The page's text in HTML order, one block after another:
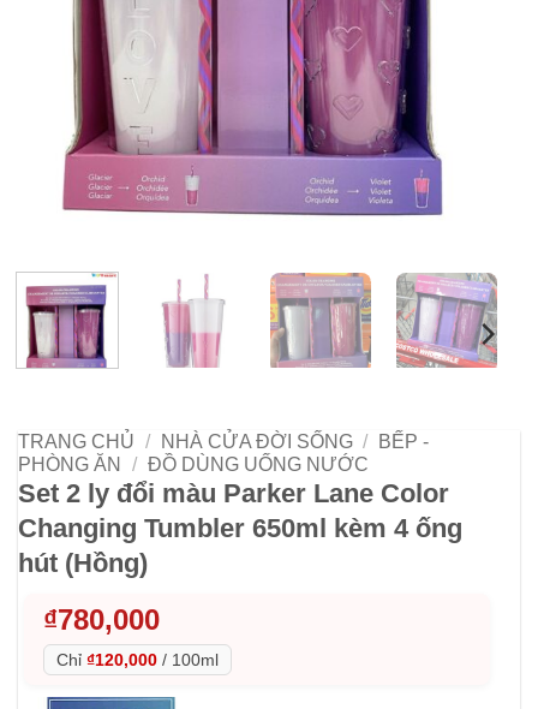
TRANG CHỦ / NHÀ CỬA ĐỜI SỐNG /
BẾP -
PHÒNG ĂN
/ ĐỒ DÙNG UỐNG NƯỚC
Set 2 ly đổi màu Parker Lane Color
Changing Tumbler 650ml kèm 4 ống
hút (Hồng)
₫780,000
Chỉ ₫120,000 / 100ml